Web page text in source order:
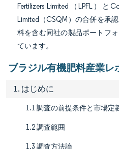
Fertilizers Limited（LPFL）と
Limited（CSQM）の合併を承
料を含む同社の製品ポートフ
ています。
ブラジル有機肥料産業レ
1. はじめに
1.1 調査の前提条件と市場定
1.2 調査範囲
1.3 調査方法論